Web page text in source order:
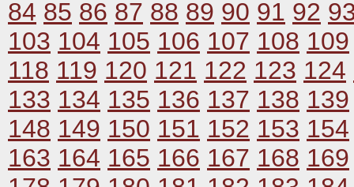
84 85 86 87 88 89 90 91 92
103 104 105 106 107 108 109
118 119 120 121 122 123 124
133 134 135 136 137 138 139
148 149 150 151 152 153 154
163 164 165 166 167 168 169